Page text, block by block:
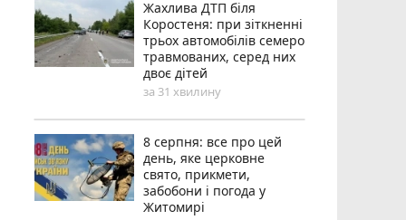
Жахлива ДТП біля
Коростеня: при зіткненні
трьох автомобілів семеро
травмованих, серед них
двоє дітей
за 31 хвилину
8 серпня: все про цей
день, яке церковне
свято, прикмети,
забобони і погода у
Житомирі